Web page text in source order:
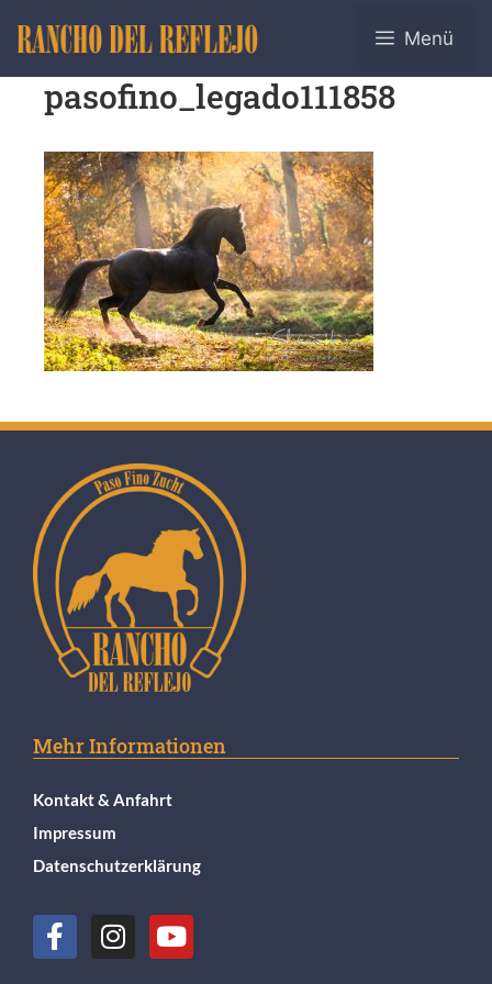
Menü
pasofino_legado111858
Mehr Informationen
Kontakt & Anfahrt
Impressum
Datenschutzerklärung